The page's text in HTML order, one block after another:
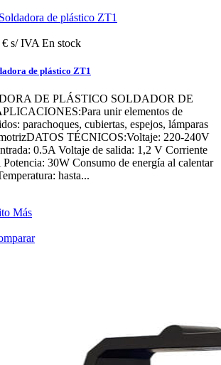
s/ IVA En stock
de plástico ZT1
DE PLÁSTICO SOLDADOR DE
unir elementos de
parachoques, cubiertas, espejos, lámparas
TÉCNICOS:Voltaje: 220-240V
0.5A Voltaje de salida: 1,2 V Corriente
30W Consumo de energía al calentar
hasta...
Más